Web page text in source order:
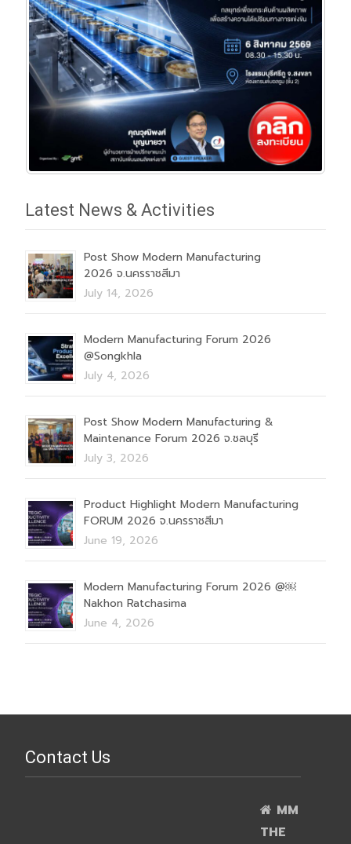
Latest News & Activities
Post Show Modern Manufacturing
2026 จ.นครราชสีมา
July 14, 2026
Modern Manufacturing Forum 2026
@Songkhla
July 4, 2026
Post Show Modern Manufacturing &
Maintenance Forum 2026 จ.ชลบุรี
July 3, 2026
Product Highlight Modern Manufacturing
FORUM 2026 จ.นครราชสีมา
June 19, 2026
Modern Manufacturing Forum 2026 @￼
Nakhon Ratchasima
June 4, 2026
Contact Us
MM
THE